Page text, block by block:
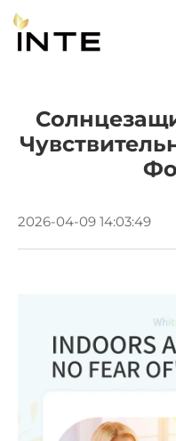
2026-04-09 14:03:49